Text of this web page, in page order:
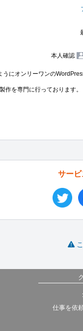
本人確認
にオンリーワンの
作を専門に行っております。
サービ
仕事を依